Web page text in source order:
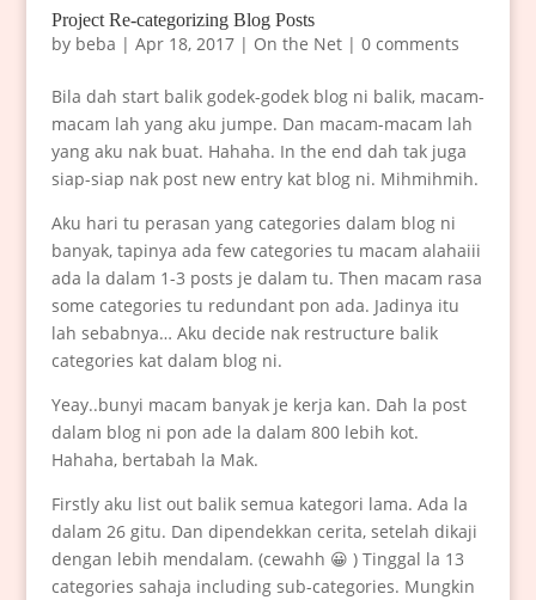
Project Re-categorizing Blog Posts
by beba | Apr 18, 2017| On the Net| 0 comments
Bila dah start balik godek-godek blog ni balik, macam-
macam lah yang aku jumpe. Dan macam-macam lah
yang aku nak buat. Hahaha. In the end dah tak juga
siap-siap nak post new entry kat blog ni. Mihmihmih.
Aku hari tu perasan yang categories dalam blog ni
banyak, tapinya ada few categories tu macam alahaiii
ada la dalam 1-3 posts je dalam tu. Then macam rasa
some categories tu redundant pon ada. Jadinya itu
lah sebabnya… Aku decide nak restructure balik
categories kat dalam blog ni.
Yeay..bunyi macam banyak je kerja kan. Dah la post
dalam blog ni pon ade la dalam 800 lebih kot.
Hahaha, bertabah la Mak.
Firstly aku list out balik semua kategori lama. Ada la
dalam 26 gitu. Dan dipendekkan cerita, setelah dikaji
dengan lebih mendalam. (cewahh 😀 ) Tinggal la 13
categories sahaja including sub-categories. Mungkin